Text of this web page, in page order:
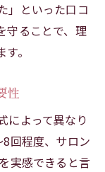
」といった口コ
守ることで、理
。
性
によって異なり
回程度、サロン
実感できると言